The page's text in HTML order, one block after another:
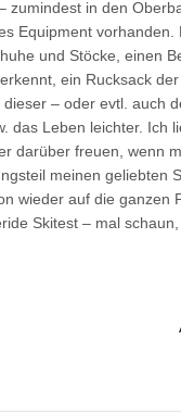
zumindest in den
Equipment
und Stöcke, einen
ein Rucksack
– oder evtl. auch
das Leben leichter. Ich
darüber freuen, wenn
meinen geliebten
wieder auf die ganzen
Skitest – mal